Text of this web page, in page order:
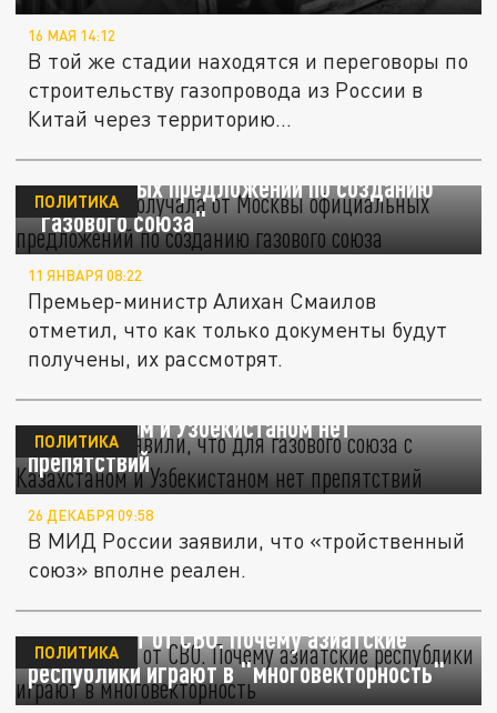
16 МАЯ 14:12
В той же стадии находятся и переговоры по
строительству газопровода из России в
Китай через территорию...
Астана не получала от Москвы
официальных предложений по созданию
"газового союза"
ПОЛИТИКА
11 ЯНВАРЯ 08:22
Премьер-министр Алихан Смаилов
отметил, что как только документы будут
получены, их рассмотрят.
В России заявили, что для газового союза с
Казахстаном и Узбекистаном нет
препятствий
ПОЛИТИКА
26 ДЕКАБРЯ 09:58
В МИД России заявили, что «тройственный
союз» вполне реален.
Всё зависит от СВО. Почему азиатские
республики играют в "многовекторность"
ПОЛИТИКА